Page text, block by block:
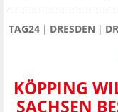
TAG24 DRESDEN
KÖPPING
SACHSEN